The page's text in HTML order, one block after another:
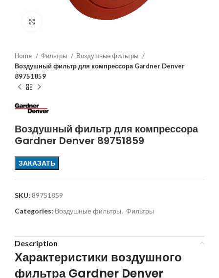
Home Фильтры
Воздушные фильтры
Воздушный фильтр для компрессора Gardner Denver
89751859
Воздушный фильтр для компрессора
Gardner Denver 89751859
ЗАКАЗАТЬ
SKU: 89751859
Categories: Воздушные фильтры, Фильтры
Description
Характеристики воздушного
фильтра Gardner Denver